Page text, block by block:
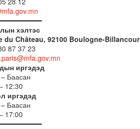
хэлтэс
du Château, 92100 Boulogne-
87 37 23
иргэдэд
Баасан
12:30
иргэдэд
Баасан
17:00